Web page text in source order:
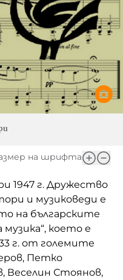
на шрифта
1947 г. Дружество
и музиковеди е
на българските
което е
г. от големите
Петко
Веселин Стоянов,